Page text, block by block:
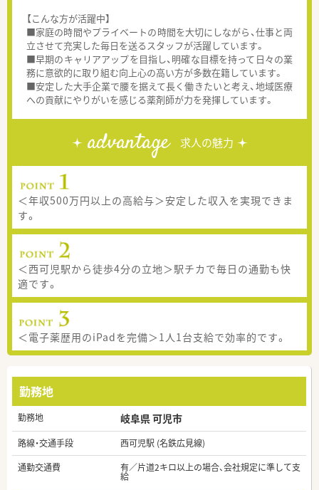
【こんな方が活躍中】
■家庭の時間やプライベートの時間を大切にしながら、仕事と両
立させて充実した毎日を送るスタッフが活躍しています。
■早期のキャリアアップを目指し、明確な目標を持って日々の業
務に意欲的に取り組む向上心の高い方が多数在籍しています。
■安定した大手企業で腰を据えて長く働きたいと考え、地域医療
への貢献にやりがいを感じる薬剤師が力を発揮しています。
advantage 求人の魅力
＜年収500万円以上の高給与＞安定した収入を実現できま
す。
＜西可児駅から徒歩4分の立地＞駅チカで毎日の通勤も快
適です。
＜電子薬歴用のiPadを完備＞1人1台支給で効率的です。
勤務地
勤務地 岐阜県 可児市
路線・交通手段
西可児駅 (名鉄広見線)
通勤交通費
有／片道2キロ以上の場合、会社規定に準して支
給